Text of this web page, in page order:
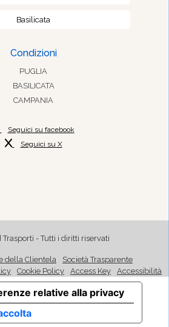
Basilicata
Condizioni
PUGLIA
BASILICATA
CAMPANIA
Seguici su facebook
Seguici su X
- Tutti i diritti riservati
della Clientela
Società Trasparente
Cookie Policy Access Key Accessibilità
relative alla privacy